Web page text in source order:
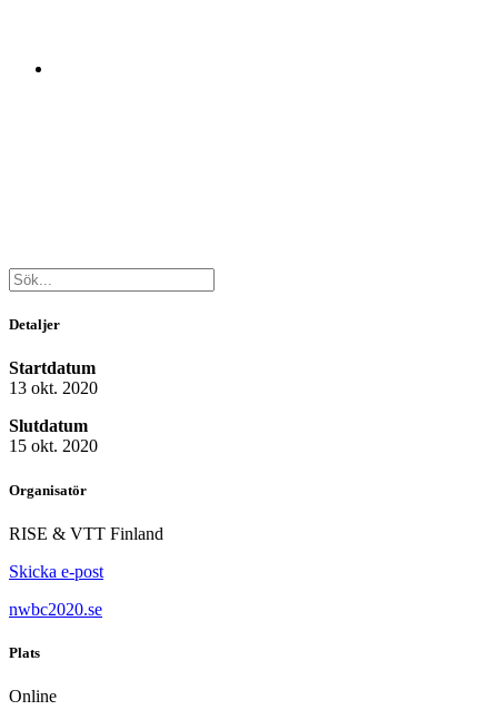
Detaljer
Startdatum
13 okt. 2020
Slutdatum
15 okt. 2020
Organisatör
RISE & VTT Finland
Skicka e-post
nwbc2020.se
Plats
Online